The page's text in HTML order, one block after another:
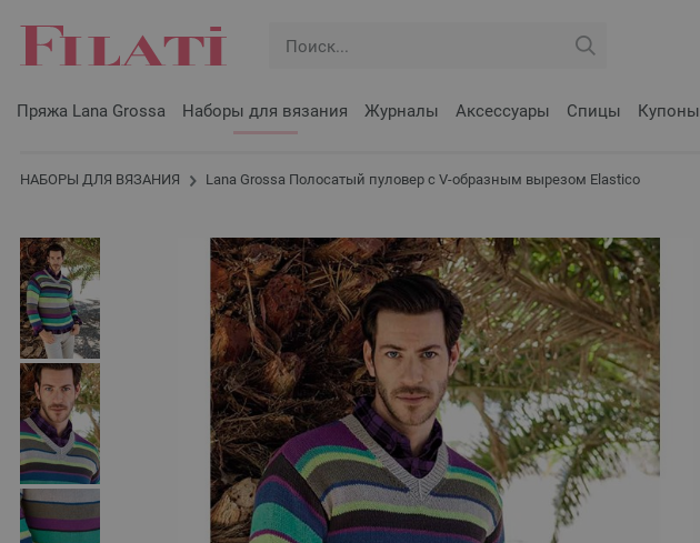
Пряжа Lana Grossa Наборы для вязания Журналы Аксессуары Спицы Купоны
НАБОРЫ ДЛЯ ВЯЗАНИЯ Lana Grossa Полосатый пуловер с V-образным вырезом Elastico